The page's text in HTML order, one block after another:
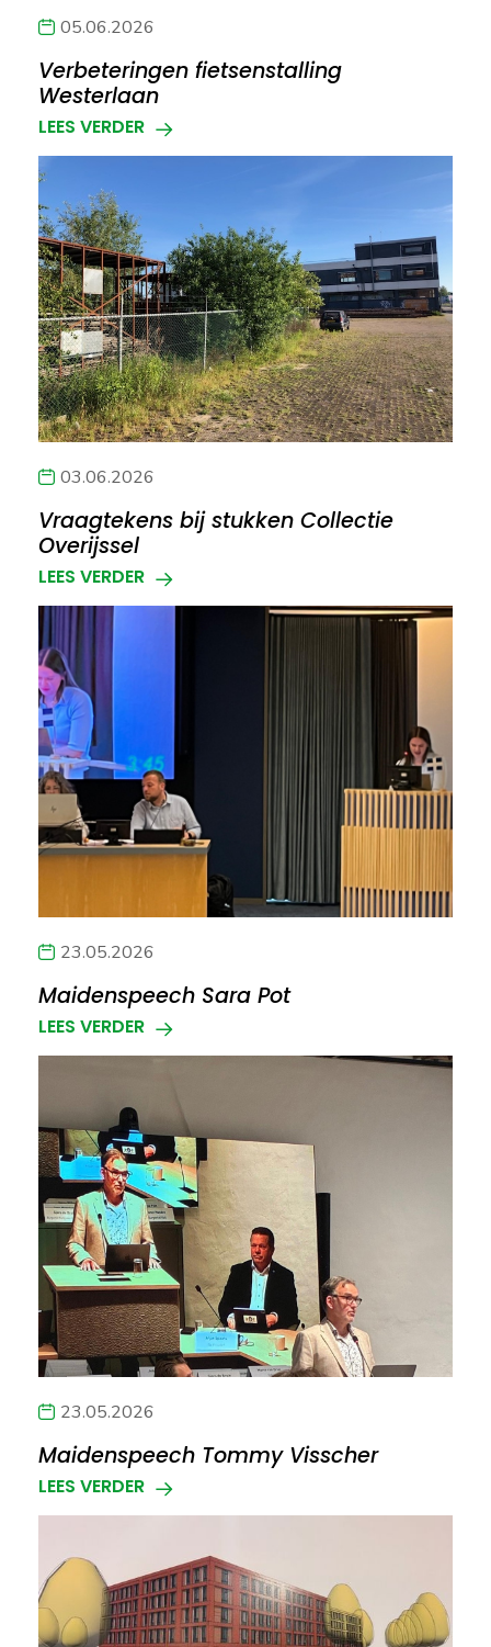
05.06.2026
Verbeteringen fietsenstalling
Westerlaan
LEES VERDER
03.06.2026
Vraagtekens bij stukken Collectie
Overijssel
LEES VERDER
23.05.2026
Maidenspeech Sara Pot
LEES VERDER
23.05.2026
Maidenspeech Tommy Visscher
LEES VERDER